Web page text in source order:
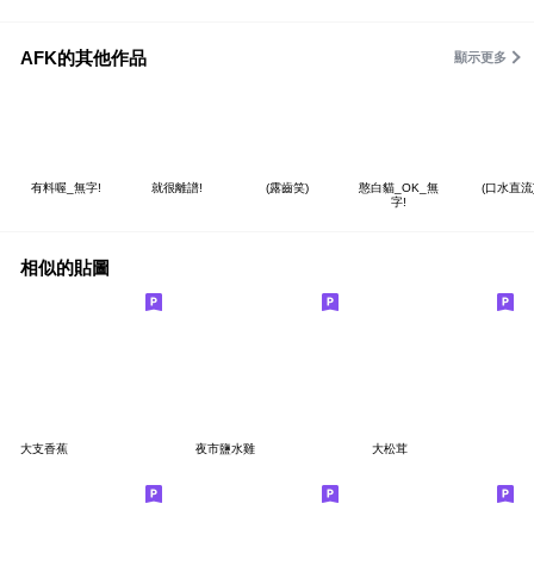
AFK的其他作品 顯示更多
有料喔_無字! 就很離譜! (露齒笑)
憨白貓_OK_無
字!
(口水直流
相似的貼圖
大支香蕉 夜市鹽水雞 大松茸